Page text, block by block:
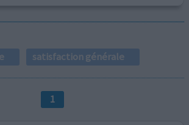
satisfaction générale
1